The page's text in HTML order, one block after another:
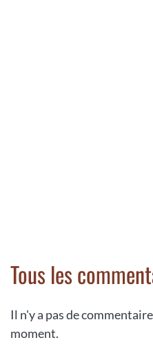
Tous les
Il n'y a pas de
moment.